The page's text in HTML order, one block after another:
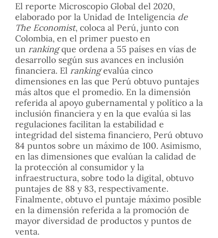
El reporte Microscopio Global del 2020,
elaborado por la Unidad de Inteligencia de
The Economist, coloca al Perú, junto con
Colombia, en el primer puesto en
un rankingque ordena a 55 países en vías de
desarrollo según sus avances en inclusión
financiera. El rankingevalúa cinco
dimensiones en las que Perú obtuvo puntajes
más altos que el promedio. En la dimensión
referida al apoyo gubernamental y político a la
inclusión financiera y en la que evalúa si las
regulaciones facilitan la estabilidad e
integridad del sistema financiero, Perú obtuvo
84 puntos sobre un máximo de 100. Asimismo,
en las dimensiones que evalúan la calidad de
la protección al consumidor y la
infraestructura, sobre todo la digital, obtuvo
puntajes de 88 y 83, respectivamente.
Finalmente, obtuvo el puntaje máximo posible
en la dimensión referida a la promoción de
mayor diversidad de productos y puntos de
venta.